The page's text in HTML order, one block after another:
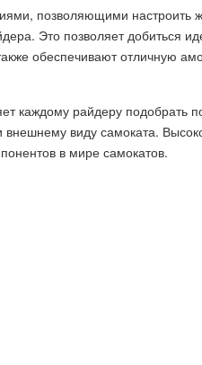
позволяющими настроить
Это позволяет добиться
обеспечивают отличную
каждому райдеру подобрать
виду самоката.
в мире самокатов.